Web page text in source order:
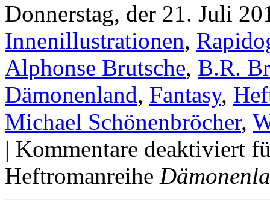
Donnerstag, der 21. Juli
Innenillustrationen,
Alphonse Brutsche, B.R.
Dämonenland, Fantasy,
Michael Schönenbröcher,
| Kommentare deaktiviert
Heftromanreihe